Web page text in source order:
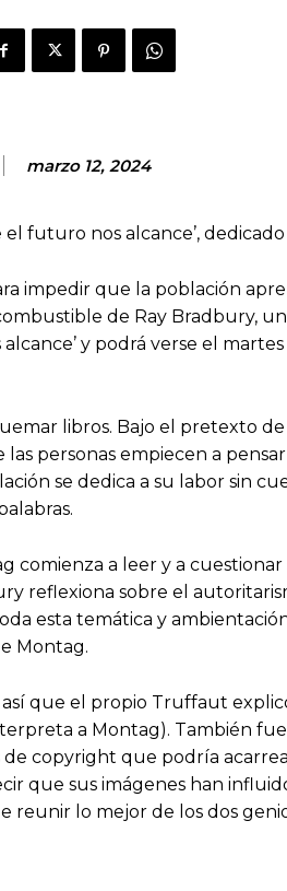
marzo 12, 2024
futuro nos alcance’,
que la población
de Ray Bradbury,
y podrá verse el martes
libros. Bajo el pretexto
empiecen a pensar
se dedica a su labor sin
comienza a leer y a
reflexiona sobre el
esta temática y
Montag.
que el propio Truffaut
a Montag). También
copyright que podría
que sus imágenes han
lo mejor de los dos